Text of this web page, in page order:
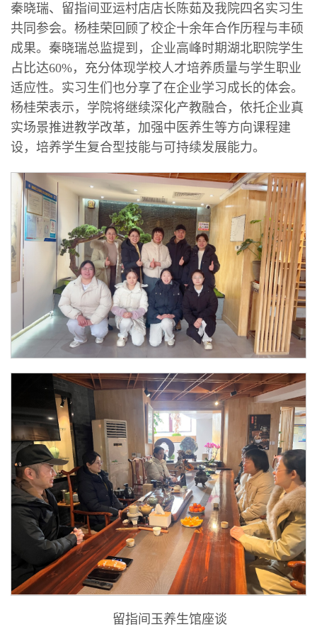
秦晓瑞、留指间亚运村店店长陈茹及我院四名实习生
共同参会。杨桂荣回顾了校企十余年合作历程与丰硕
成果。秦晓瑞总监提到，企业高峰时期湖北职院学生
占比达60%，充分体现学校人才培养质量与学生职业
适应性。实习生们也分享了在企业学习成长的体会。
杨桂荣表示，学院将继续深化产教融合，依托企业真
实场景推进教学改革，加强中医养生等方向课程建
设，培养学生复合型技能与可持续发展能力。
留指间玉养生馆座谈